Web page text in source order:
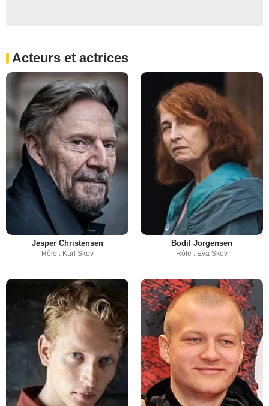
Acteurs et actrices
Jesper Christensen
Rôle : Karl Skov
Bodil Jorgensen
Rôle : Eva Skov